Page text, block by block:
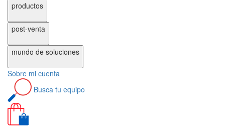
productos
post-venta
mundo de soluciones
Sobre mi cuenta
Busca tu equipo